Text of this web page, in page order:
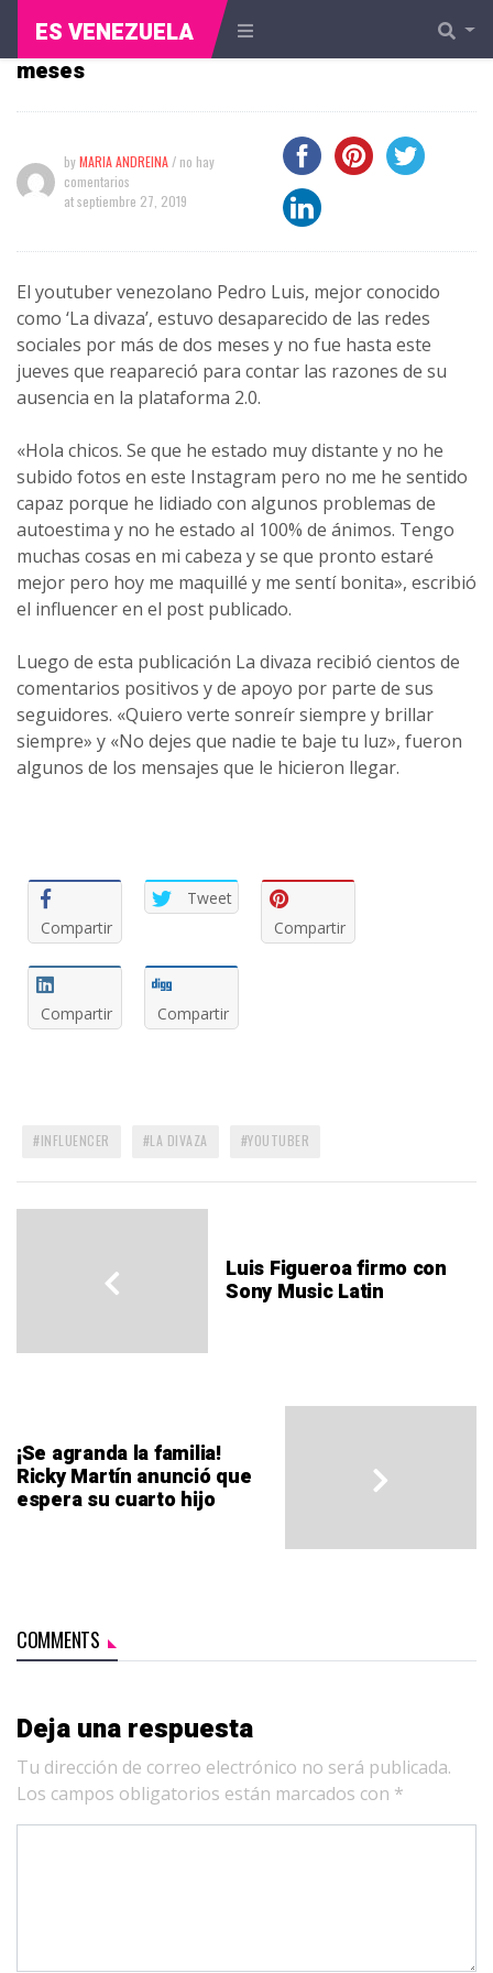
ES VENEZUELA
La divaza regreso a Instagram luego de dos
meses
byMARIA ANDREINA / no hay
comentarios
atseptiembre 27, 2019
El youtuber venezolano Pedro Luis, mejor conocido
como ‘La divaza’, estuvo desaparecido de las redes
sociales por más de dos meses y no fue hasta este
jueves que reapareció para contar las razones de su
ausencia en la plataforma 2.0.
«Hola chicos. Se que he estado muy distante y no he
subido fotos en este Instagram pero no me he sentido
capaz porque he lidiado con algunos problemas de
autoestima y no he estado al 100% de ánimos. Tengo
muchas cosas en mi cabeza y se que pronto estaré
mejor pero hoy me maquillé y me sentí bonita», escribió
el influencer en el post publicado.
Luego de esta publicación La divaza recibió cientos de
comentarios positivos y de apoyo por parte de sus
seguidores. «Quiero verte sonreír siempre y brillar
siempre» y «No dejes que nadie te baje tu luz», fueron
algunos de los mensajes que le hicieron llegar.
Compartir
Tweet
Compartir
Compartir Compartir
INFLUENCER LA DIVAZA YOUTUBER
Luis Figueroa firmo con
Sony Music Latin
¡Se agranda la familia!
Ricky Martín anunció que
espera su cuarto hijo
COMMENTS
Deja una respuesta
Tu dirección de correo electrónico no será publicada.
Los campos obligatorios están marcados con *